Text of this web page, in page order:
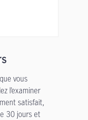
vous
l’examiner
satisfait,
30 jours et